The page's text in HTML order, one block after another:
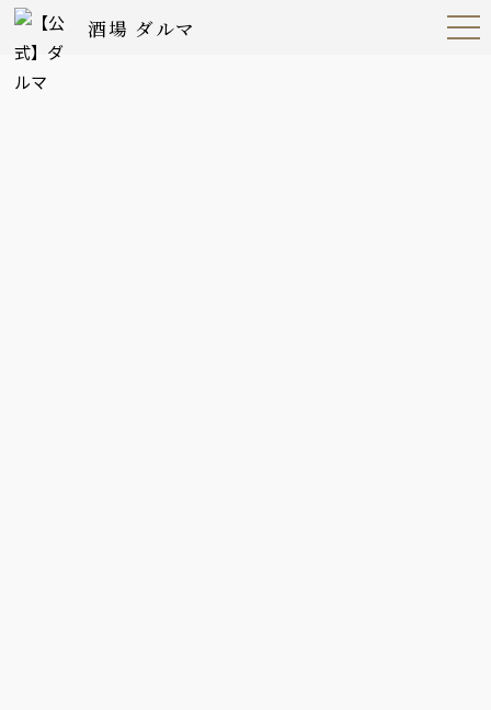
酒場 ダルマ Open
Navig